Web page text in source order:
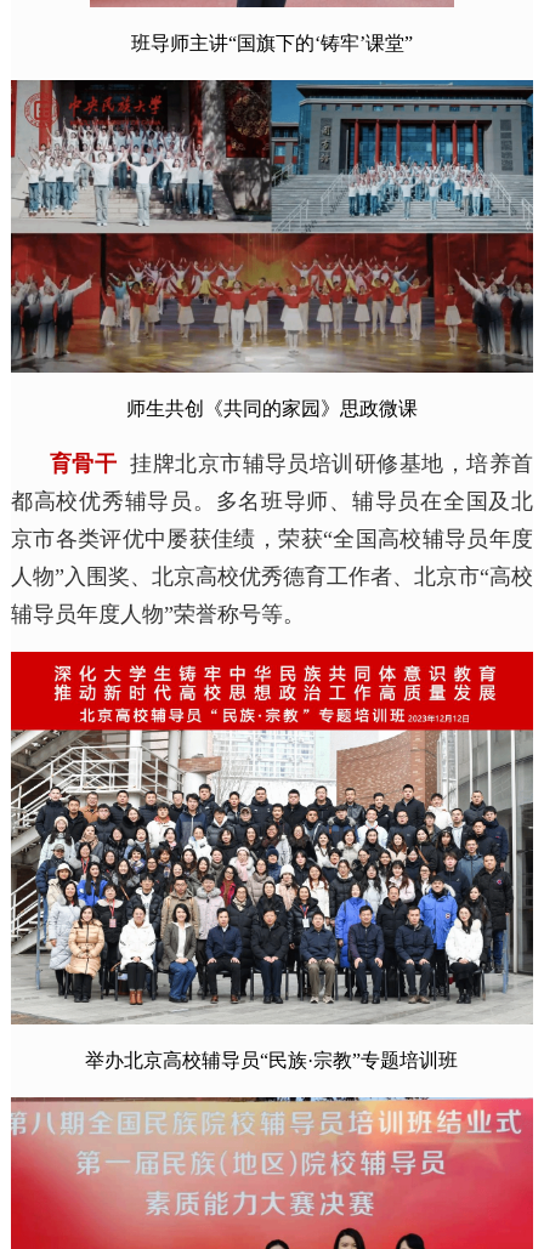
班导师主讲“国旗下的‘铸牢’课堂”
师生共创《共同的家园》思政微课
育骨干 挂牌北京市辅导员培训研修基地，培养首
都高校优秀辅导员。多名班导师、辅导员在全国及北
京市各类评优中屡获佳绩，荣获“全国高校辅导员年度
人物”入围奖、北京高校优秀德育工作者、北京市“高校
辅导员年度人物”荣誉称号等。
举办北京高校辅导员“民族·宗教”专题培训班